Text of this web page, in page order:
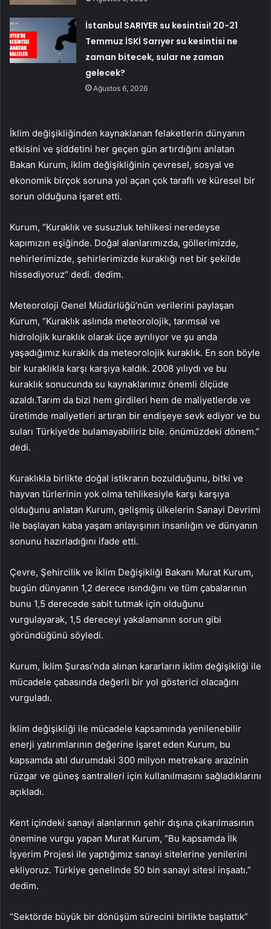
İstanbul SARIYER su kesintisi! 20-21
Temmuz İSKİ Sarıyer su kesintisi ne
zaman bitecek, sular ne zaman
gelecek?
Ağustos 6, 2026
İklim değişikliğinden kaynaklanan felaketlerin dünyanın
etkisini ve şiddetini her geçen gün artırdığını anlatan
Bakan Kurum, iklim değişikliğinin çevresel, sosyal ve
ekonomik birçok soruna yol açan çok taraflı ve küresel bir
sorun olduğuna işaret etti.
Kurum, “Kuraklık ve susuzluk tehlikesi neredeyse
kapımızın eşiğinde. Doğal alanlarımızda, göllerimizde,
nehirlerimizde, şehirlerimizde kuraklığı net bir şekilde
hissediyoruz” dedi. dedim.
Meteoroloji Genel Müdürlüğü’nün verilerini paylaşan
Kurum, “Kuraklık aslında meteorolojik, tarımsal ve
hidrolojik kuraklık olarak üçe ayrılıyor ve şu anda
yaşadığımız kuraklık da meteorolojik kuraklık. En son böyle
bir kuraklıkla karşı karşıya kaldık. 2008 yılıydı ve bu
kuraklık sonucunda su kaynaklarımız önemli ölçüde
azaldı.Tarım da bizi hem girdileri hem de maliyetlerde ve
üretimde maliyetleri artıran bir endişeye sevk ediyor ve bu
suları Türkiye’de bulamayabiliriz bile. önümüzdeki dönem.”
dedi.
Kuraklıkla birlikte doğal istikrarın bozulduğunu, bitki ve
hayvan türlerinin yok olma tehlikesiyle karşı karşıya
olduğunu anlatan Kurum, gelişmiş ülkelerin Sanayi Devrimi
ile başlayan kaba yaşam anlayışının insanlığın ve dünyanın
sonunu hazırladığını ifade etti.
Çevre, Şehircilik ve İklim Değişikliği Bakanı Murat Kurum,
bugün dünyanın 1,2 derece ısındığını ve tüm çabalarının
bunu 1,5 derecede sabit tutmak için olduğunu
vurgulayarak, 1,5 dereceyi yakalamanın sorun gibi
göründüğünü söyledi.
Kurum, İklim Şurası’nda alınan kararların iklim değişikliği ile
mücadele çabasında değerli bir yol gösterici olacağını
vurguladı.
İklim değişikliği ile mücadele kapsamında yenilenebilir
enerji yatırımlarının değerine işaret eden Kurum, bu
kapsamda atıl durumdaki 300 milyon metrekare arazinin
rüzgar ve güneş santralleri için kullanılmasını sağladıklarını
açıkladı.
Kent içindeki sanayi alanlarının şehir dışına çıkarılmasının
önemine vurgu yapan Murat Kurum, “Bu kapsamda İlk
İşyerim Projesi ile yaptığımız sanayi sitelerine yenilerini
ekliyoruz. Türkiye genelinde 50 bin sanayi sitesi inşaatı.”
dedim.
“Sektörde büyük bir dönüşüm sürecini birlikte başlattık”